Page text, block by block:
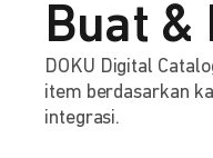
Buat &
DOKU Digital
item berdasarkan
integrasi.